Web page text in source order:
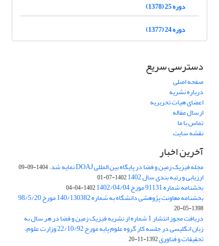
دوره 25 (1378)
دوره 24 (1377)
دسترسی سریع
صفحه اصلی
درباره نشریه
اعضای هیات تحریریه
ارسال مقاله
تماس با ما
نقشه سایت
آخرین اخبار
مجله فیزیک زمین و فضا در پایگاه بین المللی DOAJ نمایه شد. 1404-09-09
ارزیابی و رتبه بندی سال 1402 1402-07-01
بخشنامه شماره 91131 مورخ 1402/04/04 1402-04-04
بخشنامه معاونت پژوهشی دانشگاه به شماره 140/130382 مورخ 98/5/20
1398-05-20
دریافت مجوز انتشار 1 شماره از نشریه فیزیک زمین و فضا در هر سال به
زبان انگلیسی در جلسه کار گروه علوم پایه مورخ 22/10/92 وزارت علوم،
تحقیقات و فناوری1392-11-20